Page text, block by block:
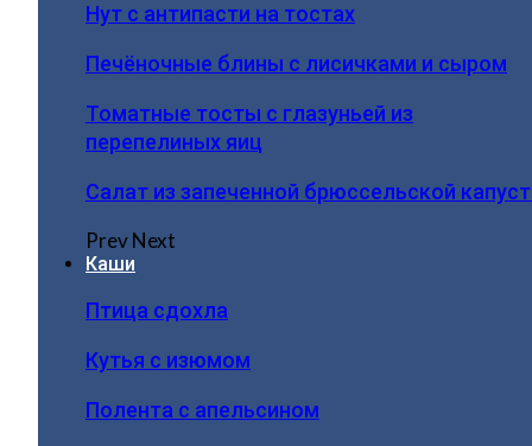
Нут с антипасти на тостах
Печёночные блины с лисичками и сыром
Томатные тосты с глазуньей из
перепелиных яиц
Салат из запеченной брюссельской
PrevNext
Каши
Птица сдохла
Кутья с изюмом
Полента с апельсином